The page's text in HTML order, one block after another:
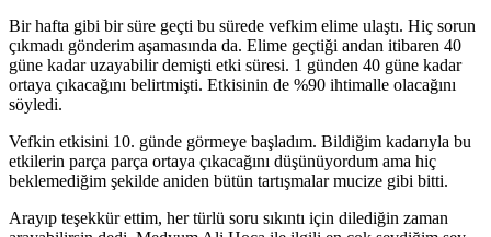
Bir hafta gibi bir süre geçti bu sürede vefkim elime ulaştı. Hiç sorun
çıkmadı gönderim aşamasında da. Elime geçtiği andan itibaren 40
güne kadar uzayabilir demişti etki süresi. 1 günden 40 güne kadar
ortaya çıkacağını belirtmişti. Etkisinin de %90 ihtimalle olacağını
söyledi.
Vefkin etkisini 10. günde görmeye başladım. Bildiğim kadarıyla bu
etkilerin parça parça ortaya çıkacağını düşünüyordum ama hiç
beklemediğim şekilde aniden bütün tartışmalar mucize gibi bitti.
Arayıp teşekkür ettim, her türlü soru sıkıntı için dilediğin zaman